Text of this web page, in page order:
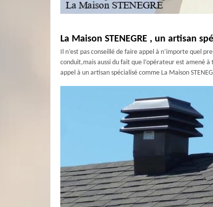
La Maison STENEGRE , un artisan
Il n’est pas conseillé de faire appel à n’importe quel
conduit,mais aussi du fait que l’opérateur est amené
appel à un artisan spécialisé comme La Maison